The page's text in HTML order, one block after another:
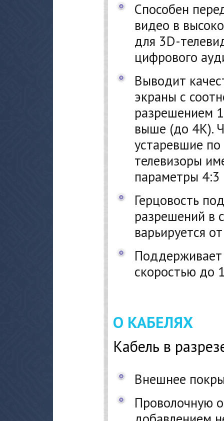
Способен
видео в
для 3D-
цифрового
Выводит
экраны с
разрешением
выше (до 4K).
устаревшие
телевизоры
параметры 4:3
Герцовость
разрешений в
варьируется
скоростью до
О КАБЕЛЯХ
Кабель в
Внешнее
Проволочную